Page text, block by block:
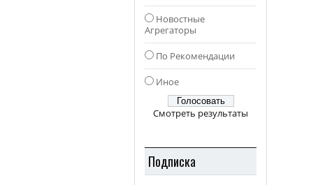
Новостные
Агрегаторы
По Рекомендации
Иное
Смотреть результаты
Подписка